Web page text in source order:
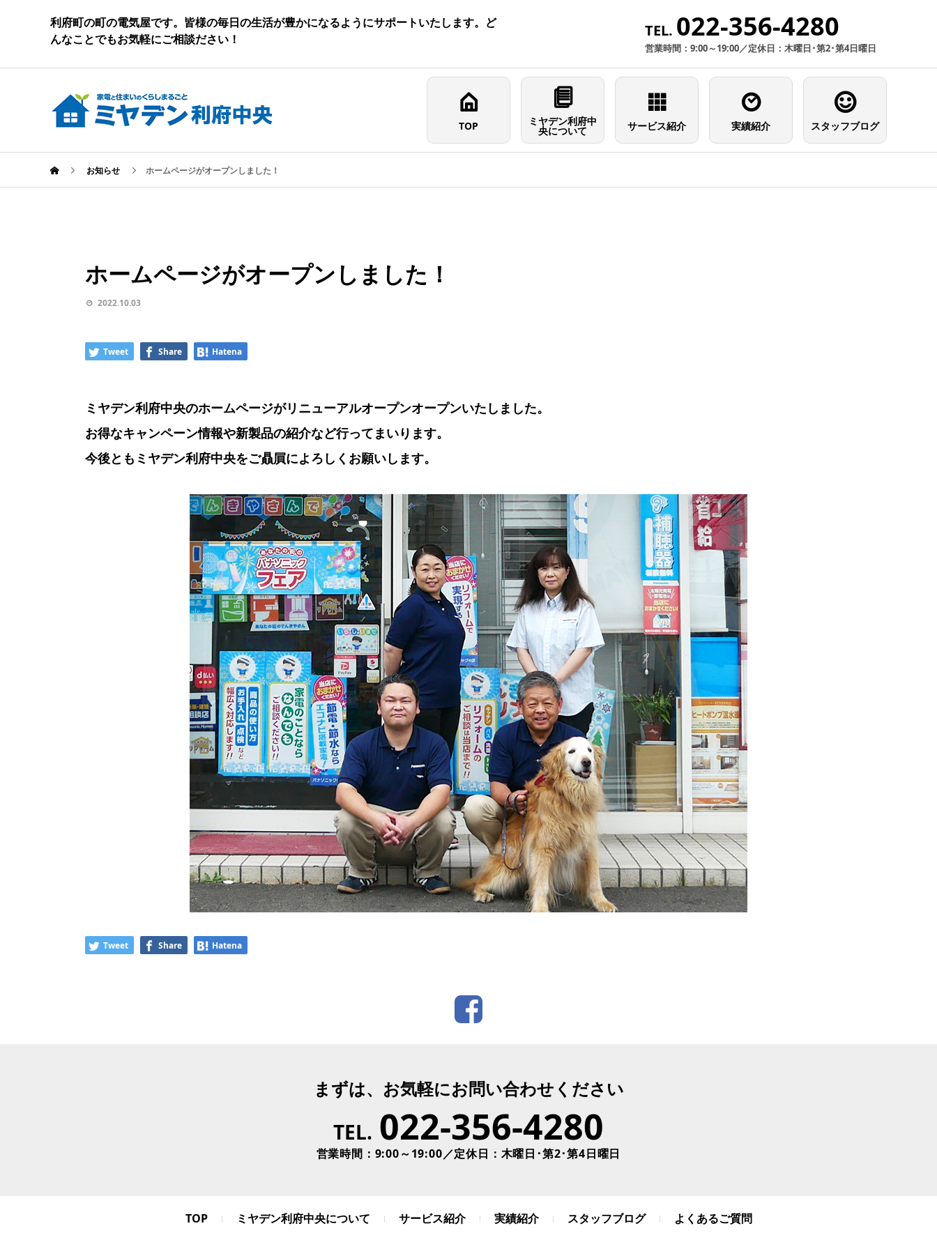
利府町の町の電気屋です。皆様の毎日の生活が豊かになるようにサポートいたします。ど
んなことでもお気軽にご相談ださい！
TEL. 022-356-4280
営業時間：9:00～19:00／定休日：木曜日･第2･第4日曜日
TOP ミヤデン利府中
央について サービス紹介 実績紹介 スタッフブログ
お知らせ ホームページがオープンしました！
ホームページがオープンしました！
2022.10.03
Tweet Share Hatena
ミヤデン利府中央のホームページがリニューアルオープンオープンいたしました。
お得なキャンペーン情報や新製品の紹介など行ってまいります。
今後ともミヤデン利府中央をご贔屓によろしくお願いします。
Tweet Share Hatena
まずは、お気軽にお問い合わせください
TEL. 022-356-4280
営業時間：9:00～19:00／定休日：木曜日･第2･第4日曜日
TOP ミヤデン利府中央について サービス紹介 実績紹介 スタッフブログ よくあるご質問